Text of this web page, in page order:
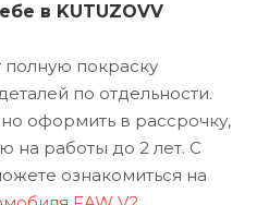
в KUTUZOVV
покраску
по отдельности.
оформить в рассрочку,
на работы до 2 лет. С
ознакомиться на